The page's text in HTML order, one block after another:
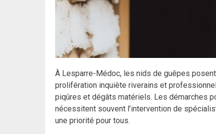
À Lesparre-Médoc, les nids de guêpes
prolifération inquiète riverains et
piqûres et dégâts matériels. Les démarches
nécessitent souvent l’intervention de
une priorité pour tous.